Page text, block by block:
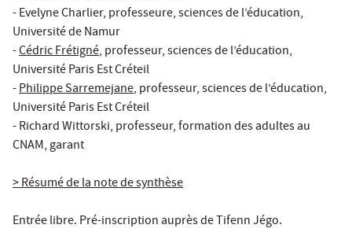
- Evelyne Charlier, professeure, sciences de l’éducation,
Université de Namur
-Cédric Frétigné, professeur, sciences de l’éducation,
Université Paris Est Créteil
-Philippe Sarremejane, professeur, sciences de l’éducation,
Université Paris Est Créteil
- Richard Wittorski, professeur, formation des adultes au
CNAM, garant
> Résumé de la note de synthèse
Entrée libre. Pré-inscription auprès de Tifenn Jégo.